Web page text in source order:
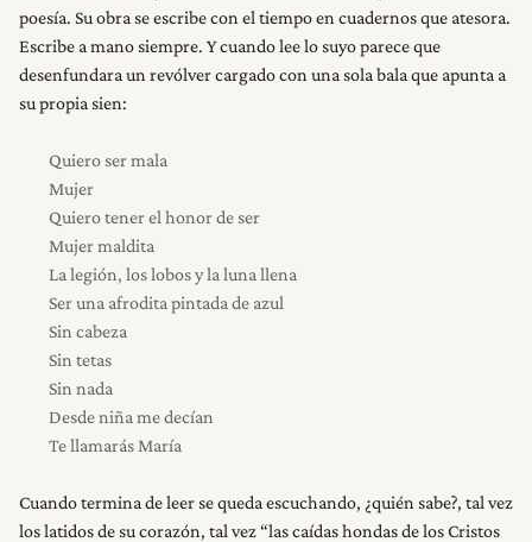
poesía. Su obra se escribe con el tiempo en cuadernos que atesora.
Escribe a mano siempre. Y cuando lee lo suyo parece que
desenfundara un revólver cargado con una sola bala que apunta a
su propia sien:
Quiero ser mala
Mujer
Quiero tener el honor de ser
Mujer maldita
La legión, los lobos y la luna llena
Ser una afrodita pintada de azul
Sin cabeza
Sin tetas
Sin nada
Desde niña me decían
Te llamarás María
Cuando termina de leer se queda escuchando, ¿quién sabe?, tal vez
los latidos de su corazón, tal vez “las caídas hondas de los Cristos